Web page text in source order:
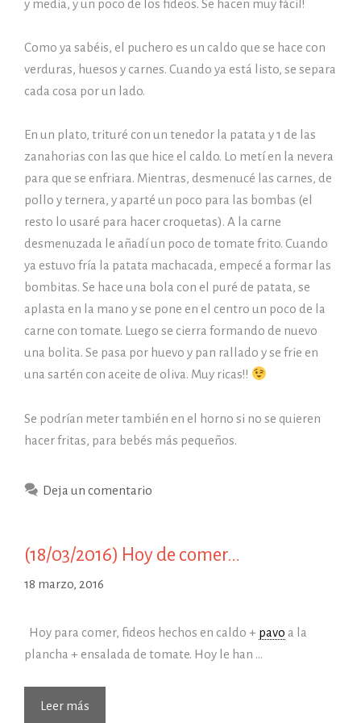
y media, y un poco de los fideos. Se hacen muy fácil!
Como ya sabéis, el puchero es un caldo que se hace con
verduras, huesos y carnes. Cuando ya está listo, se separa
cada cosa por un lado.
En un plato, trituré con un tenedor la patata y 1 de las
zanahorias con las que hice el caldo. Lo metí en la nevera
para que se enfriara. Mientras, desmenucé las carnes, de
pollo y ternera, y aparté un poco para las bombas (el
resto lo usaré para hacer croquetas). A la carne
desmenuzada le añadí un poco de tomate frito. Cuando
ya estuvo fría la patata machacada, empecé a formar las
bombitas. Se hace una bola con el puré de patata, se
aplasta en la mano y se pone en el centro un poco de la
carne con tomate. Luego se cierra formando de nuevo
una bolita. Se pasa por huevo y pan rallado y se frie en
una sartén con aceite de oliva. Muy ricas!!
Se podrían meter también en el horno si no se quieren
hacer fritas, para bebés más pequeños.
Deja un comentario
(18/03/2016) Hoy de comer…
18 marzo, 2016
Hoy para comer, fideos hechos en caldo + pavo a la
plancha + ensalada de tomate. Hoy le han …
Leer más